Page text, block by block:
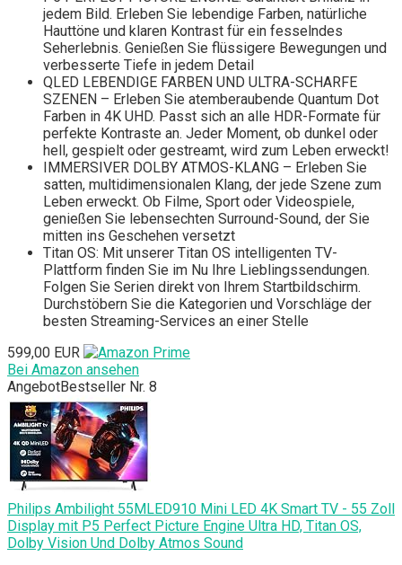
jedem Bild. Erleben Sie lebendige Farben, natürliche
Hauttöne und klaren Kontrast für ein fesselndes
Seherlebnis. Genießen Sie flüssigere Bewegungen und
verbesserte Tiefe in jedem Detail
QLED LEBENDIGE FARBEN UND ULTRA-SCHARFE
SZENEN – Erleben Sie atemberaubende Quantum Dot
Farben in 4K UHD. Passt sich an alle HDR-Formate für
perfekte Kontraste an. Jeder Moment, ob dunkel oder
hell, gespielt oder gestreamt, wird zum Leben erweckt!
IMMERSIVER DOLBY ATMOS-KLANG – Erleben Sie
satten, multidimensionalen Klang, der jede Szene zum
Leben erweckt. Ob Filme, Sport oder Videospiele,
genießen Sie lebensechten Surround-Sound, der Sie
mitten ins Geschehen versetzt
Titan OS: Mit unserer Titan OS intelligenten TV-
Plattform finden Sie im Nu Ihre Lieblingssendungen.
Folgen Sie Serien direkt von Ihrem Startbildschirm.
Durchstöbern Sie die Kategorien und Vorschläge der
besten Streaming-Services an einer Stelle
599,00 EUR
Bei Amazon ansehen
AngebotBestseller Nr. 8
Philips Ambilight 55MLED910 Mini LED 4K Smart TV - 55 Zoll
Display mit P5 Perfect Picture Engine Ultra HD, Titan OS,
Dolby Vision Und Dolby Atmos Sound